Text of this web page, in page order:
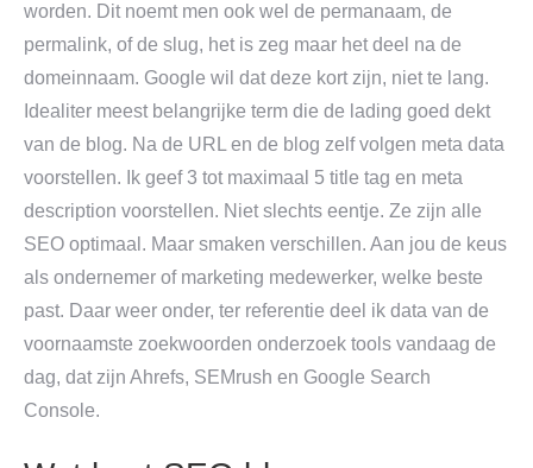
worden. Dit noemt men ook wel de permanaam, de
permalink, of de slug, het is zeg maar het deel na de
domeinnaam. Google wil dat deze kort zijn, niet te lang.
Idealiter meest belangrijke term die de lading goed dekt
van de blog. Na de URL en de blog zelf volgen meta data
voorstellen. Ik geef 3 tot maximaal 5 title tag en meta
description voorstellen. Niet slechts eentje. Ze zijn alle
SEO optimaal. Maar smaken verschillen. Aan jou de keus
als ondernemer of marketing medewerker, welke beste
past. Daar weer onder, ter referentie deel ik data van de
voornaamste zoekwoorden onderzoek tools vandaag de
dag, dat zijn Ahrefs, SEMrush en Google Search
Console.